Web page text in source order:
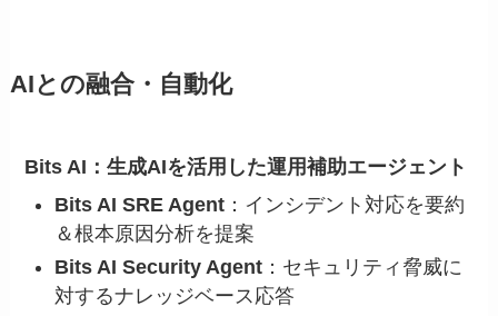
AIとの融合・自動化
Bits AI：生成AIを活用した運用補助エージェント
Bits AI SRE Agent ：インシデント対応を要約
＆根本原因分析を提案
Bits AI Security Agent ：セキュリティ脅威に
対するナレッジベース応答